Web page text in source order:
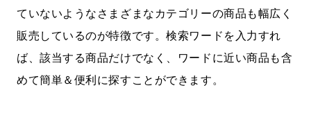
ていないようなさまざまなカテゴリーの商品も幅広く
販売しているのが特徴です。検索ワードを入力すれ
ば、該当する商品だけでなく、ワードに近い商品も含
めて簡単＆便利に探すことができます。